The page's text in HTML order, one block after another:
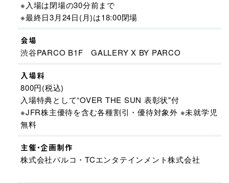
※入場は閉場の30分前まで
※最終日3月24日(月)は18:00閉場
会場
渋谷PARCO B1F​ GALLERY X BY PARCO
入場料
800円(税込) ​
入場特典として“OVER THE SUN 表彰状"付​
※JFR株主優待を含む各種割引・優待対象外 ※未就学児
無料
主催・企画制作
株式会社パルコ・TCエンタテインメント株式会社 ​